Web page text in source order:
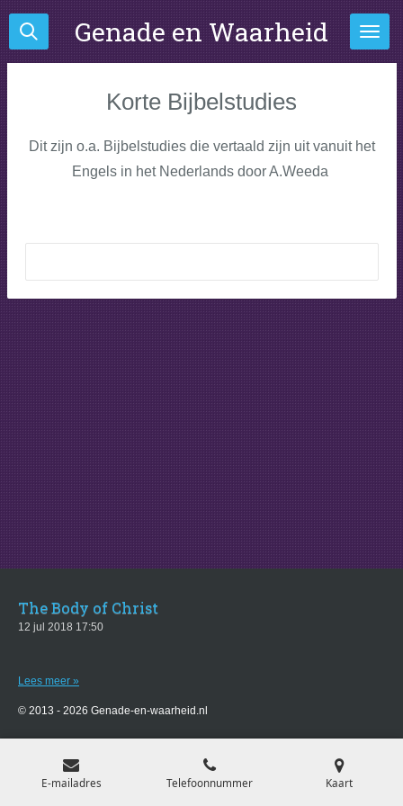
Ga
direct
naar
Genade en Waarheid
Korte Bijbelstudies
Dit zijn o.a. Bijbelstudies die vertaald zijn uit vanuit het
Engels in het Nederlands door A.Weeda
The Body of Christ
12 jul 2018 17:50
Lees meer »
© 2013 - 2026 Genade-en-waarheid.nl
E-mailadres Telefoonnummer Kaart